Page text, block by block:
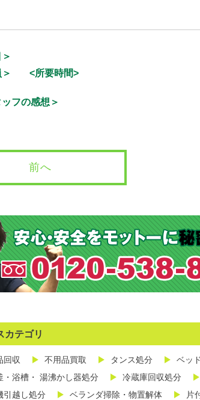
<所要時間>
フの感想＞
前へ
カテゴリ
回収 不用品買取 タンス処分
ベッ
・浴槽・ 湯沸かし器処分
冷蔵庫回収処分
引越し処分
ベランダ掃除・物置解体 片